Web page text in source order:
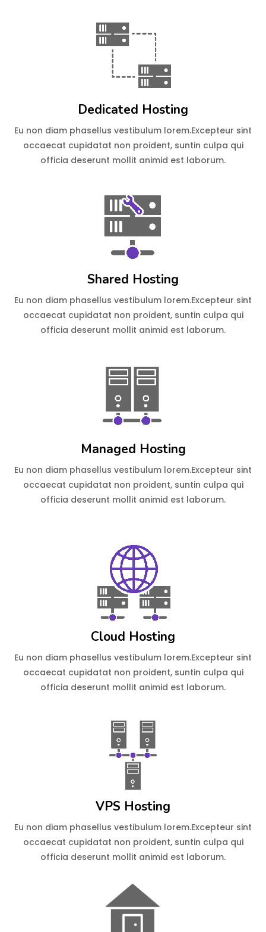
Dedicated Hosting
Eu non diam phasellus vestibulum lorem.Excepteur sint
occaecat cupidatat non proident, suntin culpa qui
officia deserunt mollit animid est laborum.
Shared Hosting
Eu non diam phasellus vestibulum lorem.Excepteur sint
occaecat cupidatat non proident, suntin culpa qui
officia deserunt mollit animid est laborum.
Managed Hosting
Eu non diam phasellus vestibulum lorem.Excepteur sint
occaecat cupidatat non proident, suntin culpa qui
officia deserunt mollit animid est laborum.
Cloud Hosting
Eu non diam phasellus vestibulum lorem.Excepteur sint
occaecat cupidatat non proident, suntin culpa qui
officia deserunt mollit animid est laborum.
VPS Hosting
Eu non diam phasellus vestibulum lorem.Excepteur sint
occaecat cupidatat non proident, suntin culpa qui
officia deserunt mollit animid est laborum.